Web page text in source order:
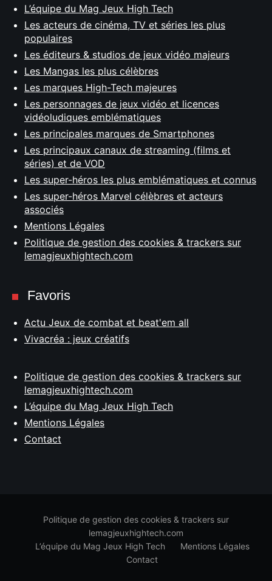
L’équipe du Mag Jeux High Tech
Les acteurs de cinéma, TV et séries les plus
populaires
Les éditeurs & studios de jeux vidéo majeurs
Les Mangas les plus célèbres
Les marques High-Tech majeures
Les personnages de jeux vidéo et licences
vidéoludiques emblématiques
Les principales marques de Smartphones
Les principaux canaux de streaming (films et
séries) et de VOD
Les super-héros les plus emblématiques et connus
Les super-héros Marvel célèbres et acteurs
associés
Mentions Légales
Politique de gestion des cookies & trackers sur
lemagjeuxhightech.com
Favoris
Actu Jeux de combat et beat'em all
Vivacréa : jeux créatifs
Politique de gestion des cookies & trackers sur
lemagjeuxhightech.com
L’équipe du Mag Jeux High Tech
Mentions Légales
Contact
Politique de gestion des cookies & trackers sur
lemagjeuxhightech.com
L’équipe du Mag Jeux High Tech
Mentions Légales
Contact